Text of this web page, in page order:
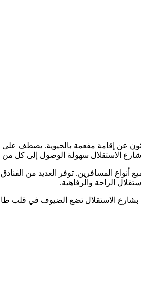
إقامة مفعمة بالحيوية. يصطف على
شارع الاستقلال سهولة الوصول إلى كل من
أنواع المسافرين. توفر العديد من
الراحة والرفاهية.
بشارع الاستقلال تضع الضيوف في قلب